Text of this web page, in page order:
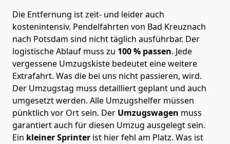
Die Entfernung ist zeit- und leider auch
kostenintensiv. Pendelfahrten von Bad Kreuznach
nach Potsdam sind nicht täglich ausführbar. Der
logistische Ablauf muss zu 100 % passen. Jede
vergessene Umzugskiste bedeutet eine weitere
Extrafahrt. Was die bei uns nicht passieren, wird.
Der Umzugstag muss detailliert geplant und auch
umgesetzt werden. Alle Umzugshelfer müssen
pünktlich vor Ort sein. Der Umzugswagen muss
garantiert auch für diesen Umzug ausgelegt sein.
Ein kleiner Sprinter ist hier fehl am Platz. Was ist